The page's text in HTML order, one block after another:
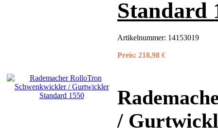
Standard
Artikelnummer: 14153019
Preis: 218,98 €
/